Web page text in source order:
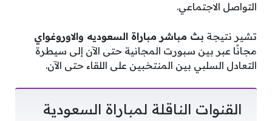
التواصل الاجتماعي.
تشير نتيجة بث مباشر مباراة السعوديه والاوروغواي
مجانًا عبر بين سبورت المجانية حتى الآن إلى سيطرة
التعادل السلبي بين المنتخبين على اللقاء حتى الآن.
القنوات الناقلة لمباراة السعودية